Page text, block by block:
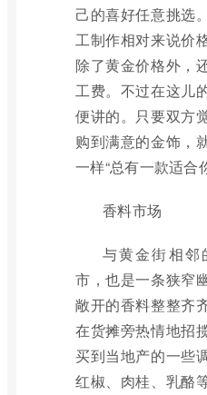
己的喜好任意挑选
工制作相对来说价
除了黄金价格外，
工费。不过在这儿
便讲的。只要双方
购到满意的金饰，
一样“总有一款适合你
香料市场
与黄金街相邻
市，也是一条狭窄
敞开的香料整整齐
在货摊旁热情地招
买到当地产的一些
红椒、肉桂、乳酪